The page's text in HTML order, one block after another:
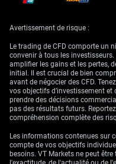
historiques
Ce retournement
2022, lorsque le
s’était rapidement
économique et non
actifs britanniques se
l’optimisme observé sur
par le reflux de l’inflation
progressive.
Commencez à trader
compte VT Markets
Avertissement de risque :
Le trading de CFD comporte un
convenir à tous les
amplifier les gains et les pertes,
initial. Il est crucial de bien
avant de négocier des CFD.
vos objectifs d’investissement
prendre des décisions
pas des résultats futurs.
compréhension complète des
Les informations contenues sur
compte de vos objectifs
besoins. VT Markets ne peut